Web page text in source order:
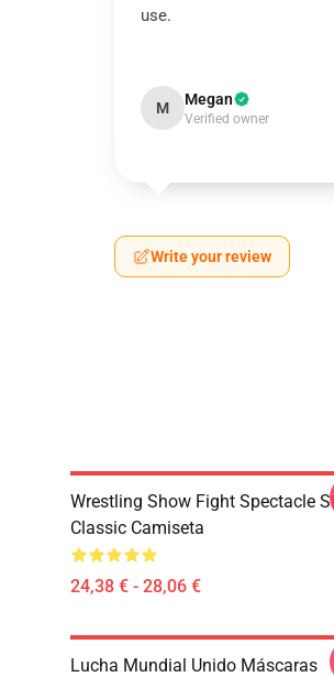
use.
M Megan
Verified owner
Write your review
Wrestling Show Fight Spectacle
Classic Camiseta
24,38 € - 28,06 €
Lucha Mundial Unido Máscaras